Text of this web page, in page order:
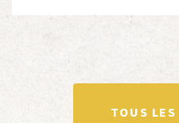
totalité ou partiellement
TOUS